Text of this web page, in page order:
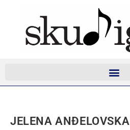
JELENA ANĐELOVSKA